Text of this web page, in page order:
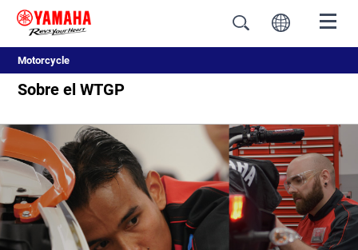
Motorcycle
Sobre el WTGP